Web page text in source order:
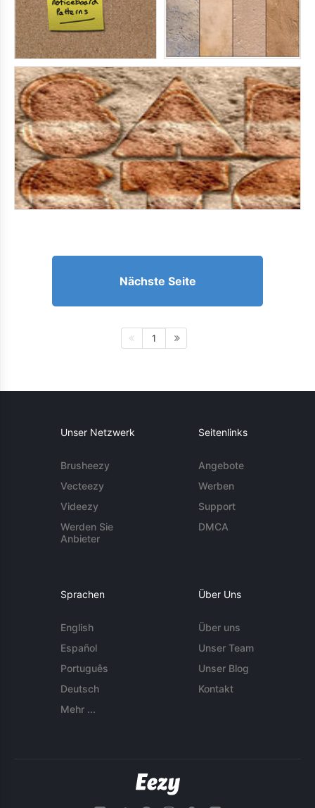
Nächste Seite
1
Unser Netzwerk
Brusheezy
Vecteezy
Videezy
Werden Sie
Anbieter
Seitenlinks
Angebote
Werben
Support
DMCA
Sprachen
English
Español
Português
Deutsch
Mehr ...
Über Uns
Über uns
Unser Team
Unser Blog
Kontakt